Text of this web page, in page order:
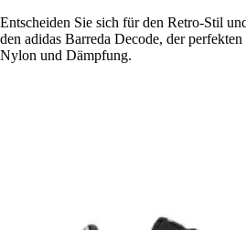
Entscheiden Sie sich für den Retro-Stil
den adidas Barreda Decode, der
Nylon und Dämpfung.